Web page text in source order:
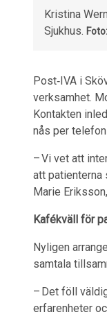
Kristina
Sjukhus.
Post‑IVA i
verksamhet.
Kontakten
nås per
– Vi vet att
att patienterna
Marie
Kafékväll för
Nyligen
samtala
– Det föll
erfarenheter